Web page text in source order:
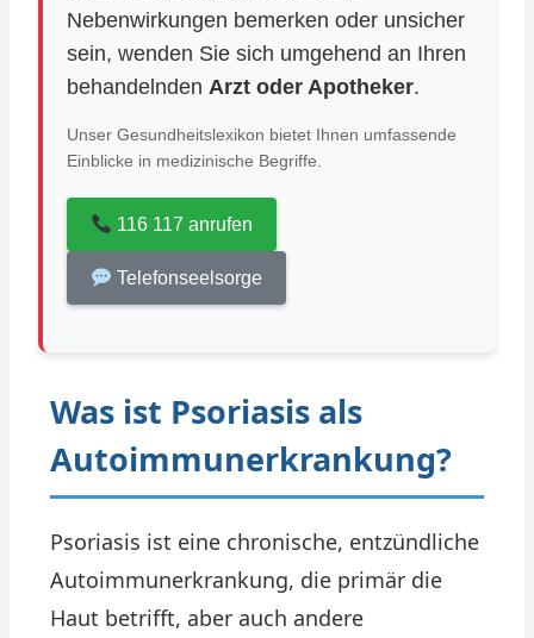
Nebenwirkungen bemerken oder unsicher
sein, wenden Sie sich umgehend an Ihren
behandelnden Arzt oder Apotheker.
Unser Gesundheitslexikon bietet Ihnen umfassende
Einblicke in medizinische Begriffe.
116 117 anrufen
Telefonseelsorge
Was ist Psoriasis als
Autoimmunerkrankung?
Psoriasis ist eine chronische, entzündliche
Autoimmunerkrankung, die primär die
Haut betrifft, aber auch andere